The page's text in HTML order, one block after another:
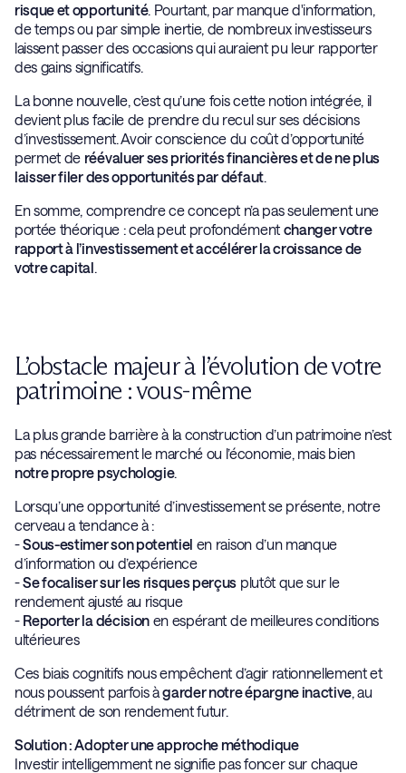
risque et opportunité. Pourtant, par manque d'information,
de temps ou par simple inertie, de nombreux investisseurs
laissent passer des occasions qui auraient pu leur rapporter
des gains significatifs.
La bonne nouvelle, c’est qu’une fois cette notion intégrée, il
devient plus facile de prendre du recul sur ses décisions
d’investissement. Avoir conscience du coût d’opportunité
permet de réévaluer ses priorités financières et de ne plus
laisser filer des opportunités par défaut.
En somme, comprendre ce concept n’a pas seulement une
portée théorique : cela peut profondément changer votre
rapport à l’investissement et accélérer la croissance de
votre capital.
L’obstacle majeur à l’évolution de votre
patrimoine : vous-même
La plus grande barrière à la construction d’un patrimoine n’est
pas nécessairement le marché ou l’économie, mais bien
notre propre psychologie.
Lorsqu’une opportunité d’investissement se présente, notre
cerveau a tendance à :
-Sous-estimer son potentiel en raison d’un manque
d’information ou d’expérience
-Se focaliser sur les risques perçus plutôt que sur le
rendement ajusté au risque
- Reporter la décisionen espérant de meilleures conditions
ultérieures
Ces biais cognitifs nous empêchent d’agir rationnellement et
nous poussent parfois àgarder notre épargne inactive, au
détriment de son rendement futur.
Solution : Adopter une approche méthodique
Investir intelligemment ne signifie pas foncer sur chaque